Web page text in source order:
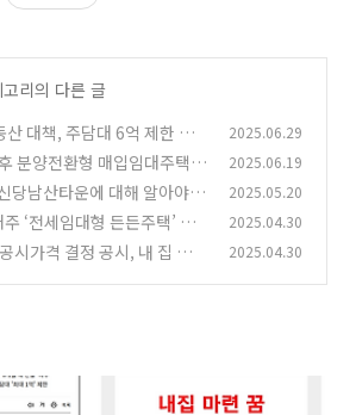
리의 다른 글
산 대책, 주담대 6억 제한 등
뭔가? (2)
2025.06.29
분양전환형 매입임대주택으
2025.06.19
산타운에 대해 알아야
2025.05.20
‘전세임대형 든든주택’ 알
2025.04.30
시가격 결정 공시, 내 집 가격
2025.04.30